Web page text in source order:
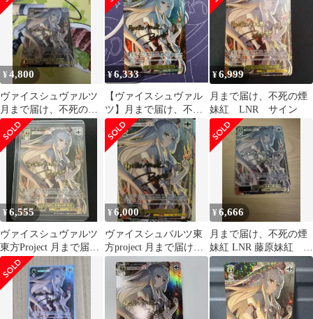
¥4,800
ヴァイスシュヴァルツ
月まで届け、不死の煙
妹紅 LNR
¥6,333
【ヴァイスシュヴァル
ツ】月まで届け、不死
の煙 妹紅 lnr
¥6,999
月まで届け、不死の煙
妹紅 LNR サイン
¥6,555
ヴァイスシュヴァルツ
東方Project 月まで届
け、不死の煙 妹紅 LNR
¥6,000
ヴァイスシュバルツ東
方project 月まで届け、
不死の煙 妹紅 LNR
サイン
¥6,666
月まで届け、不死の煙
妹紅 LNR 藤原妹紅 東
方project